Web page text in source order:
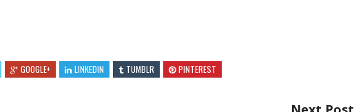
GOOGLE+ LINKEDIN TUMBLR PINTEREST